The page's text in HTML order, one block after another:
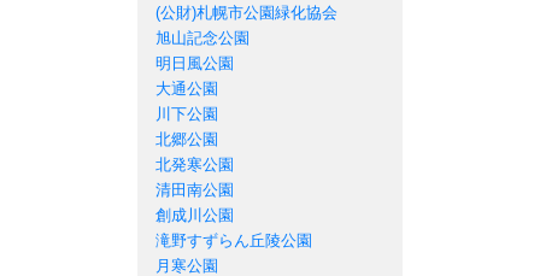
(公財)札幌市公園緑化協会
旭山記念公園
明日風公園
大通公園
川下公園
北郷公園
北発寒公園
清田南公園
創成川公園
滝野すずらん丘陵公園
月寒公園